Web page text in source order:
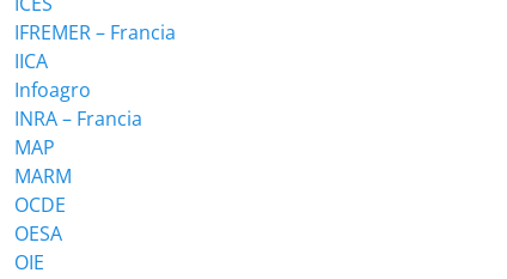
IFREMER – Francia
IICA
Infoagro
INRA – Francia
MAP
MARM
OCDE
OESA
OIE